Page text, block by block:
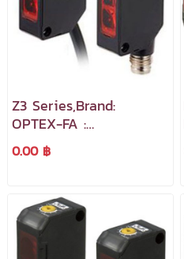
Z3 Series,Brand:
OPTEX-FA :
Photoelectric Sensor มี
ประสิทธิภาพสูงและขนาด
0.00 ฿